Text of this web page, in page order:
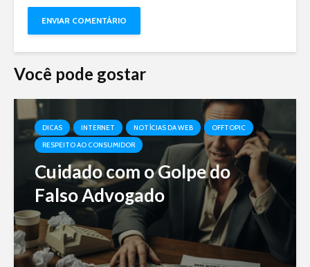
Você pode gostar
DICAS INTERNET NOTÍCIAS DA WEB
OFFTOPIC
RESPEITO AO CONSUMIDOR
Cuidado com o Golpe do
Falso Advogado